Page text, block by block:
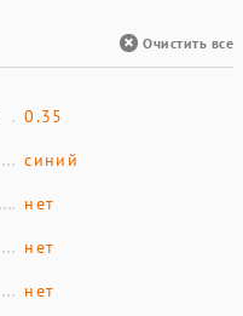
Очистить все
0.35
синий
нет
нет
нет